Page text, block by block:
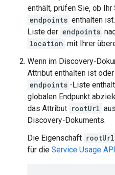
enthält, prüfen Sie, ob
endpoints enthalten
Liste der endpoints
location mit Ihrer
Wenn im Discovery-
Attribut enthalten ist
endpoints -Liste
globalen Endpunkt
das Attribut rootUrl
Discovery-Dokuments.
Die Eigenschaft rootUrl
für die Service Usage API